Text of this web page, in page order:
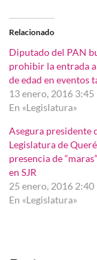
Relacionado
Diputado del PAN
prohibir la entrada
de edad en eventos
13 enero, 2016 3:45
En «Legislatura»
Asegura presidente
Legislatura de
presencia de
en SJR
25 enero, 2016 2:40
En «Legislatura»